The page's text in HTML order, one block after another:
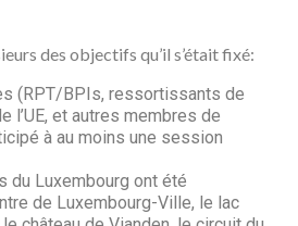
des objectifs qu’il s’était fixé:
(RPT/BPIs, ressortissants de
l’UE, et autres membres de
à au moins une session
du Luxembourg ont été
de Luxembourg-Ville, le lac